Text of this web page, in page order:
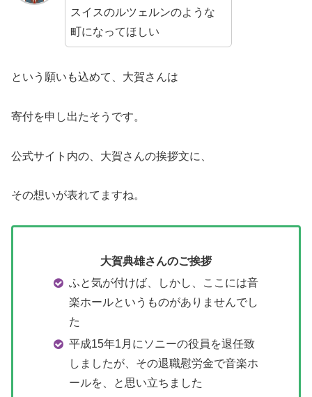
スイスのルツェルンのような
町になってほしい
という願いも込めて、大賀さんは
寄付を申し出たそうです。
公式サイト内の、大賀さんの挨拶文に、
その想いが表れてますね。
大賀典雄さんのご挨拶
ふと気が付けば、しかし、ここには音
楽ホールというものがありませんでし
た
平成15年1月にソニーの役員を退任致
しましたが、その退職慰労金で音楽ホ
ールを、と思い立ちました